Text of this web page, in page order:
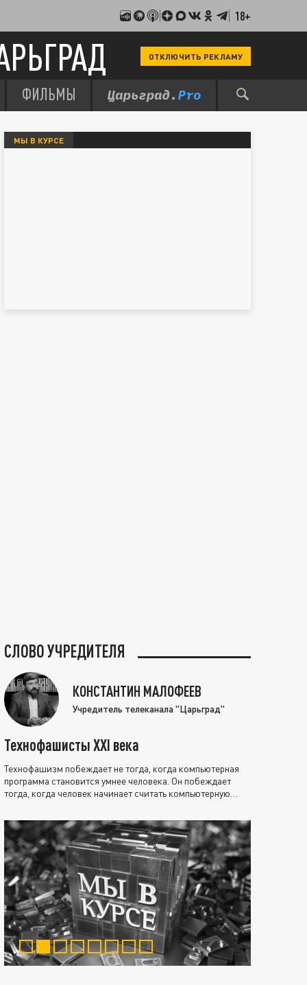
18+
ОТКЛЮЧИТЬ РЕКЛАМУ
ФИЛЬМЫ
МЫ В КУРСЕ
СЛОВО УЧРЕДИТЕЛЯ
КОНСТАНТИН МАЛОФЕЕВ
Учредитель телеканала "Царьград"
Технофашисты XXI века
Технофашизм побеждает не тогда, когда компьютерная
программа становится умнее человека. Он побеждает
тогда, когда человек начинает считать компьютерную